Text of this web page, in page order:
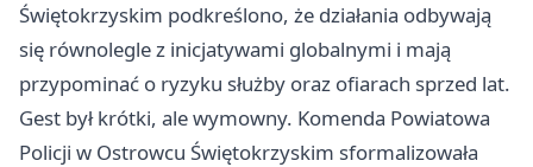
Świętokrzyskim podkreślono, że działania odbywają
się równolegle z inicjatywami globalnymi i mają
przypominać o ryzyku służby oraz ofiarach sprzed lat.
Gest był krótki, ale wymowny. Komenda Powiatowa
Policji w Ostrowcu Świętokrzyskim sformalizowała